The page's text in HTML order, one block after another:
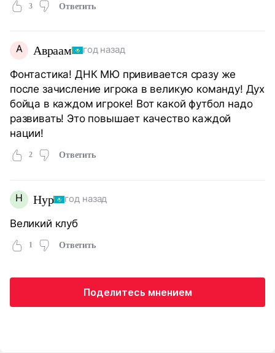
3 Ответить
А Авраам год назад
Фонтастика! ДНК МЮ прививается сразу же
после зачисление игрока в великую команду! Дух
бойца в каждом игроке! Вот какой футбол надо
развивать! Это повышает качество каждой
нации!
2 Ответить
Н Нур год назад
Великий клуб
1 Ответить
Поделитесь мнением